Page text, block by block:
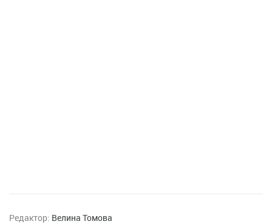
Редактор: Велина Томова